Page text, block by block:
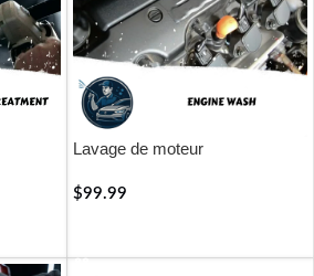
Lavage de moteur
$99.99